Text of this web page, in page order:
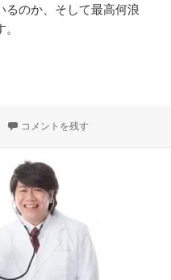
るのか、そして最高何浪
数ってどれくらい？
医学部の平均浪人年数ってどれく
コメントを残す